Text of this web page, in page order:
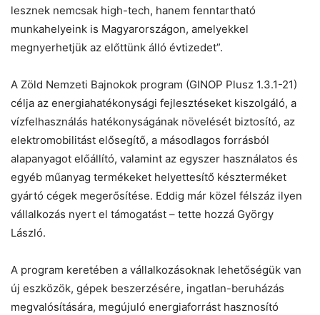
lesznek nemcsak high-tech, hanem fenntartható
munkahelyeink is Magyarországon, amelyekkel
megnyerhetjük az előttünk álló évtizedet”.
A Zöld Nemzeti Bajnokok program (GINOP Plusz 1.3.1-21)
célja az energiahatékonysági fejlesztéseket kiszolgáló, a
vízfelhasználás hatékonyságának növelését biztosító, az
elektromobilitást elősegítő, a másodlagos forrásból
alapanyagot előállító, valamint az egyszer használatos és
egyéb műanyag termékeket helyettesítő készterméket
gyártó cégek megerősítése. Eddig már közel félszáz ilyen
vállalkozás nyert el támogatást – tette hozzá György
László.
A program keretében a vállalkozásoknak lehetőségük van
új eszközök, gépek beszerzésére, ingatlan-beruházás
megvalósítására, megújuló energiaforrást hasznosító